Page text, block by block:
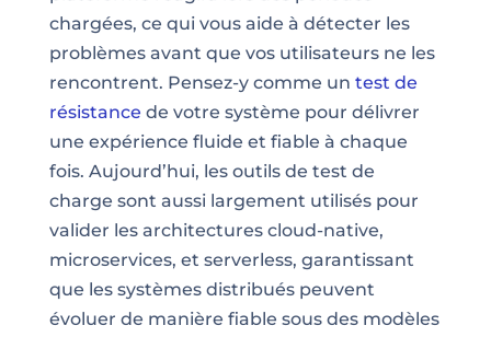
chargées, ce qui vous aide à détecter les
problèmes avant que vos utilisateurs ne les
rencontrent. Pensez-y comme un test de
résistance de votre système pour délivrer
une expérience fluide et fiable à chaque
fois. Aujourd’hui, les outils de test de
charge sont aussi largement utilisés pour
valider les architectures cloud-native,
microservices, et serverless, garantissant
que les systèmes distribués peuvent
évoluer de manière fiable sous des modèles